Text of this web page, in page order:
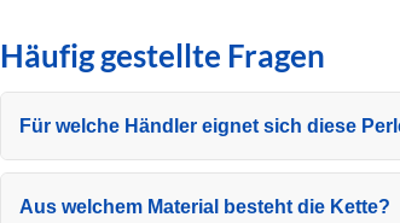
Häufig gestellte Fragen
Für welche Händler eignet sich diese
Aus welchem Material besteht die Kette?